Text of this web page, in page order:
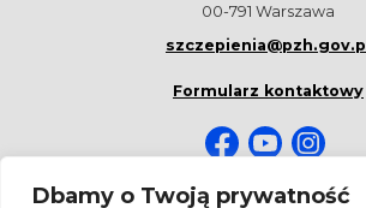
Dbamy o Twoją prywatność
00-791 Warszawa
szczepienia@pzh.gov.pl
Formularz kontaktowy